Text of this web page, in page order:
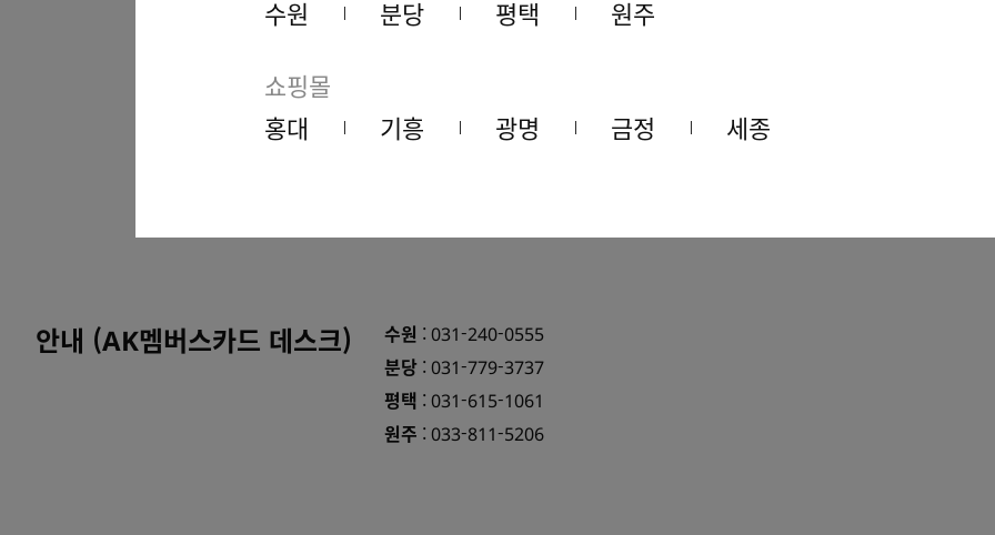
STEP 01
안내 (AK멤버스카드 데스크) 수원 : 031-240-0555
분당 : 031-779-3737
평택 : 031-615-1061
원주 : 033-811-5206
수원
분당 평택 원주
쇼핑몰
홍대
기흥 광명 금정 세종